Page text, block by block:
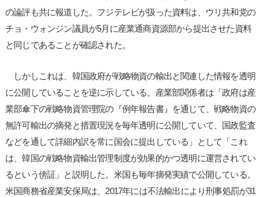
の論評も共に報道した。フジテレビが扱った資料は、ウリ共和党の
チョ・ウォンジン議員が5月に産業通商資源部から提出させた資料
と同じであることが確認された。
しかしこれは、韓国政府が戦略物資の輸出と関連した情報を透明
に公開していることを逆に示している。産業部関係者は「政府は産
業部傘下の戦略物資管理院の『例年報告書』を通じて、戦略物資の
無許可輸出の摘発と措置現況を毎年透明に公開していて、国政監査
などを通して詳細内訳を常に国会に提出している」として「これ
は、韓国の戦略物資輸出管理制度が効果的かつ透明に運営されてい
るという傍証」と説明した。米国も毎年摘発実績で公開している。
米国商務省産業安保局は、2017年には不法輸出により刑事処罰が31